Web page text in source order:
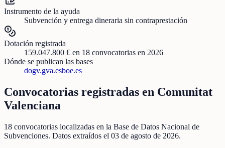
Instrumento de la ayuda
Subvención y entrega dineraria sin contraprestación
Dotación registrada
159.047.800 € en 18 convocatorias en 2026
Dónde se publican las bases
dogv.gva.esboe.es
Convocatorias registradas en Comunitat
Valenciana
18 convocatorias localizadas en la Base de Datos Nacional de
Subvenciones. Datos extraídos el 03 de agosto de 2026.